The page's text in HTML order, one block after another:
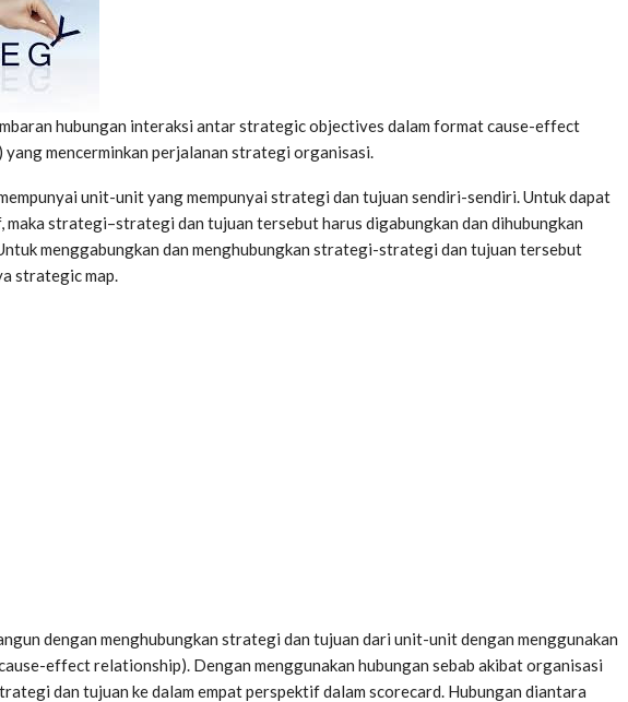
hubungan interaksi antar strategic objectives dalam format cause-effect
yang mencerminkan perjalanan strategi organisasi.
unit-unit yang mempunyai strategi dan tujuan sendiri-sendiri. Untuk dapat
maka strategi–strategi dan tujuan tersebut harus digabungkan dan dihubungkan
menggabungkan dan menghubungkan strategi-strategi dan tujuan tersebut
strategic map.
dengan menghubungkan strategi dan tujuan dari unit-unit dengan menggunakan
effect relationship). Dengan menggunakan hubungan sebab akibat organisasi
dan tujuan ke dalam empat perspektif dalam scorecard. Hubungan diantara